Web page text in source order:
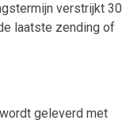
verstrijkt 30
laatste zending of
geleverd met